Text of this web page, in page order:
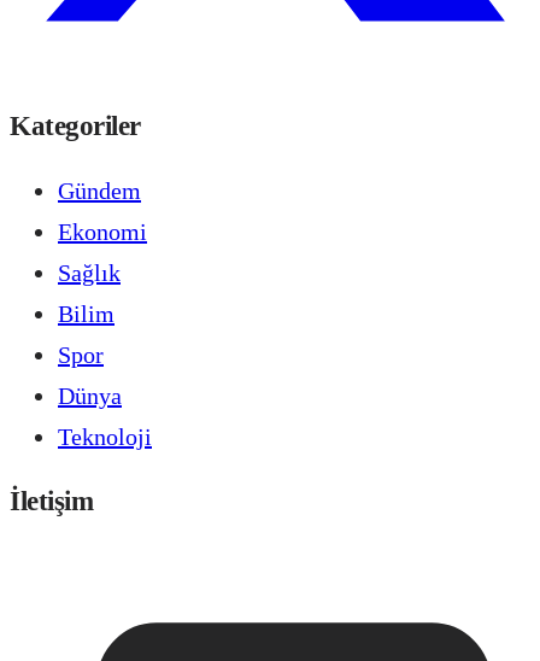
Kategoriler
Gündem
Ekonomi
Sağlık
Bilim
Spor
Dünya
Teknoloji
İletişim